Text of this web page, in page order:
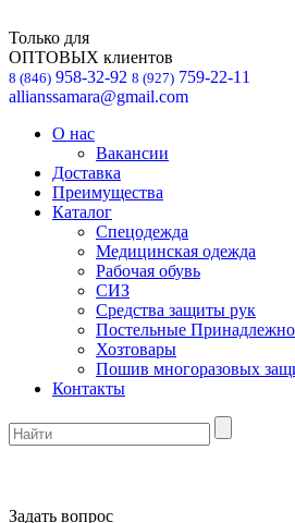
Только для
ОПТОВЫХ клиентов
8 (846) 958-32-92 8 (927) 759-22-11
allianssamara@gmail.com
О нас
Вакансии
Доставка
Преимущества
Каталог
Спецодежда
Медицинская одежда
Рабочая обувь
СИЗ
Средства защиты рук
Постельные
Хозтовары
Пошив многоразовых
Контакты
Задать вопрос